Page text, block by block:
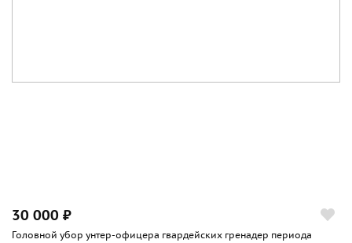
30 000 ₽
Головной убор унтер-офицера гвардейских гренадер периода